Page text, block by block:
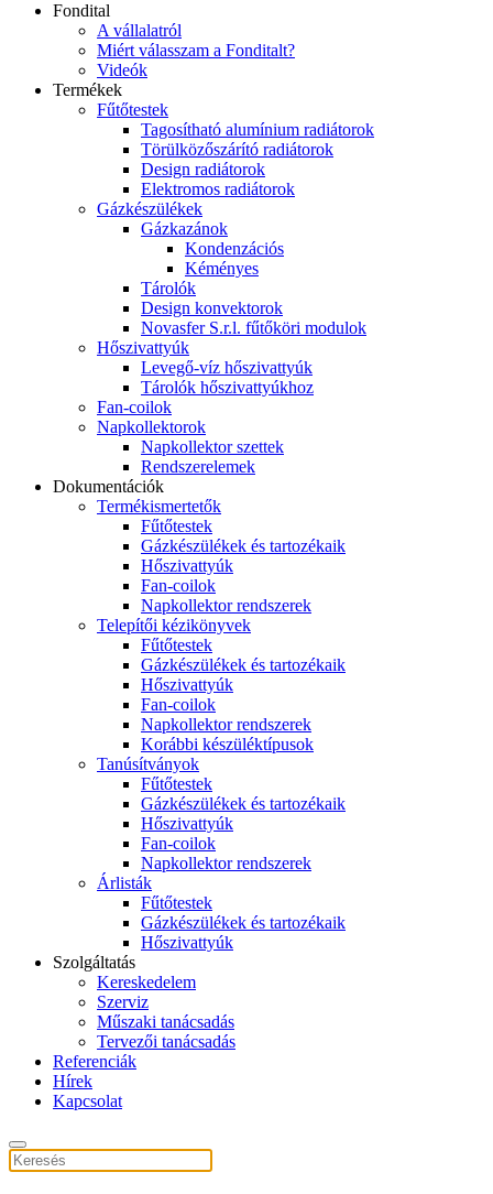
Fondital
A vállalatról
Miért válasszam a Fonditalt?
Videók
Termékek
Fűtőtestek
Tagosítható alumínium radiátorok
Törülközőszárító radiátorok
Design radiátorok
Elektromos radiátorok
Gázkészülékek
Gázkazánok
Kondenzációs
Kéményes
Tárolók
Design konvektorok
Novasfer S.r.l. fűtőköri modulok
Hőszivattyúk
Levegő-víz hőszivattyúk
Tárolók hőszivattyúkhoz
Fan-coilok
Napkollektorok
Napkollektor szettek
Rendszerelemek
Dokumentációk
Termékismertetők
Fűtőtestek
Gázkészülékek és tartozékaik
Hőszivattyúk
Fan-coilok
Napkollektor rendszerek
Telepítői kézikönyvek
Fűtőtestek
Gázkészülékek és tartozékaik
Hőszivattyúk
Fan-coilok
Napkollektor rendszerek
Korábbi készüléktípusok
Tanúsítványok
Fűtőtestek
Gázkészülékek és tartozékaik
Hőszivattyúk
Fan-coilok
Napkollektor rendszerek
Árlisták
Fűtőtestek
Gázkészülékek és tartozékaik
Hőszivattyúk
Szolgáltatás
Kereskedelem
Szerviz
Műszaki tanácsadás
Tervezői tanácsadás
Referenciák
Hírek
Kapcsolat